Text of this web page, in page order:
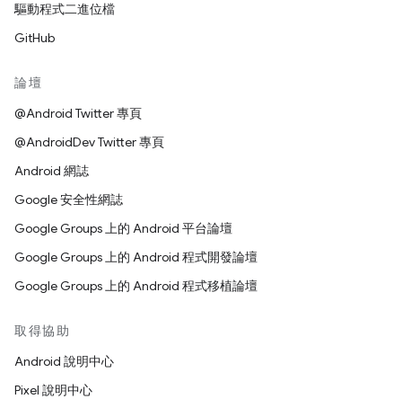
驅動程式二進位檔
GitHub
論壇
@Android Twitter 專頁
@AndroidDev Twitter 專頁
Android 網誌
Google 安全性網誌
Google Groups 上的 Android 平台論壇
Google Groups 上的 Android 程式開發論壇
Google Groups 上的 Android 程式移植論壇
取得協助
Android 說明中心
Pixel 說明中心